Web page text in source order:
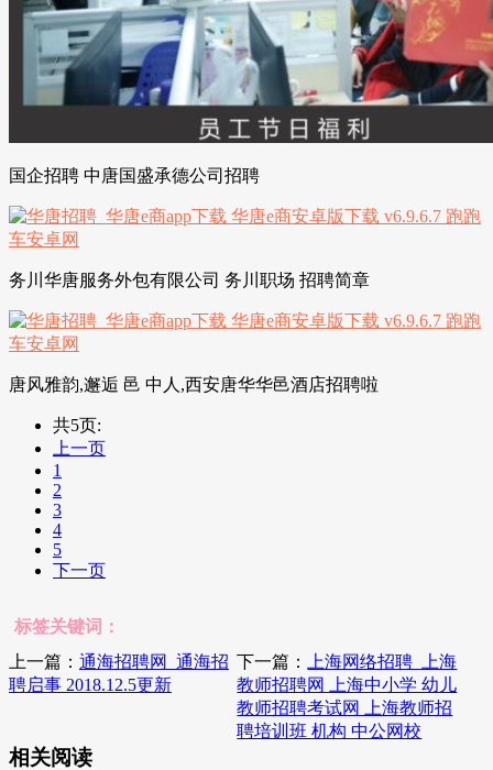
国企招聘 中唐国盛承德公司招聘
务川华唐服务外包有限公司 务川职场 招聘简章
唐风雅韵,邂逅 邑 中人,西安唐华华邑酒店招聘啦
共5页:
上一页
1
2
3
4
5
下一页
标签关键词：
上一篇： 通海招聘网_通海招
聘启事 2018.12.5更新
下一篇：
上海网络招聘_上海
教师招聘网 上海中小学 幼儿
教师招聘考试网 上海教师招
聘培训班 机构 中公网校
相关阅读